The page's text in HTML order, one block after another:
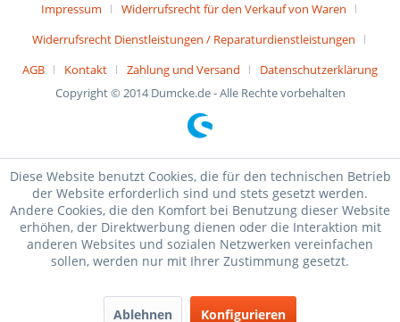
Impressum
Widerrufsrecht für den Verkauf von Waren
Widerrufsrecht Dienstleistungen / Reparaturdienstleistungen
AGB
Kontakt Zahlung und Versand
Datenschutzerklärung
Copyright © 2014 Dumcke.de - Alle Rechte vorbehalten
Diese Website benutzt Cookies, die für den technischen Betrieb
der Website erforderlich sind und stets gesetzt werden.
Andere Cookies, die den Komfort bei Benutzung dieser Website
erhöhen, der Direktwerbung dienen oder die Interaktion mit
anderen Websites und sozialen Netzwerken vereinfachen
sollen, werden nur mit Ihrer Zustimmung gesetzt.
Ablehnen Konfigurieren